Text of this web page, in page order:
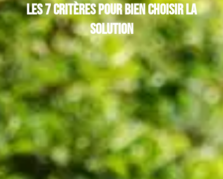
les 7 critères pour bien choisir la
solution